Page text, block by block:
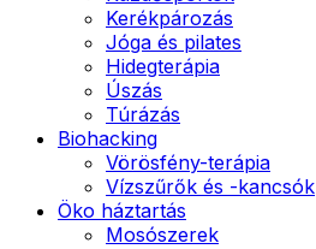
Kerékpározás
Jóga és pilates
Hidegterápia
Úszás
Túrázás
Biohacking
Vörösfény-terápia
Vízszűrők és -kancsók
Öko háztartás
Mosószerek